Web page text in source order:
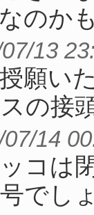
のか
13
願い
の接
14
コは
でし